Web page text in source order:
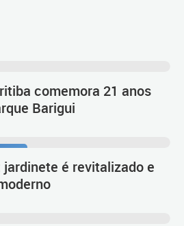
comemora 21 anos
Barigui
é revitalizado e